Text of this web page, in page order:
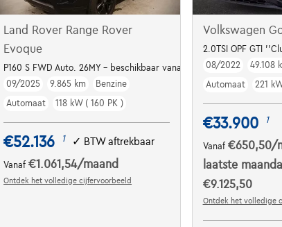
Land Rover Range Rover
Evoque
P160 S FWD Auto. 26MY - beschikbaar vanaf maart
09/2025
9.865 km
Benzine
Automaat
118 kW ( 160 PK )
€52.136 1 ✓ BTW aftrekbaar
Vanaf€1.061,54/maand
Ontdek het volledige cijfervoorbeeld
Volkswagen
2.0TSI OPF GTI
08/2022
49.108
Automaat
221
€33.900 1
Vanaf €650,50/
laatste
€9.125,50
Ontdek het volledige